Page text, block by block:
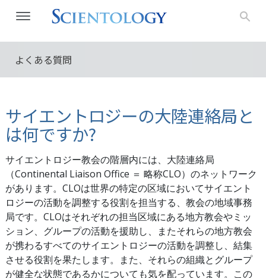
よくある質問
サイエントロジーの大陸連絡局と
は何ですか?
サイエントロジー教会の階層内には、大陸連絡局
（Continental Liaison Office ＝ 略称CLO）のネットワーク
があります。CLOは世界の特定の区域においてサイエント
ロジーの活動を調整する役割を担当する、教会の地域事務
局です。CLOはそれぞれの担当区域にある地方教会やミッ
ション、グループの活動を援助し、またそれらの地方教会
が携わるすべてのサイエントロジーの活動を調整し、結集
させる役割を果たします。また、それらの組織とグループ
が健全な状態であるかについても気を配っています。この